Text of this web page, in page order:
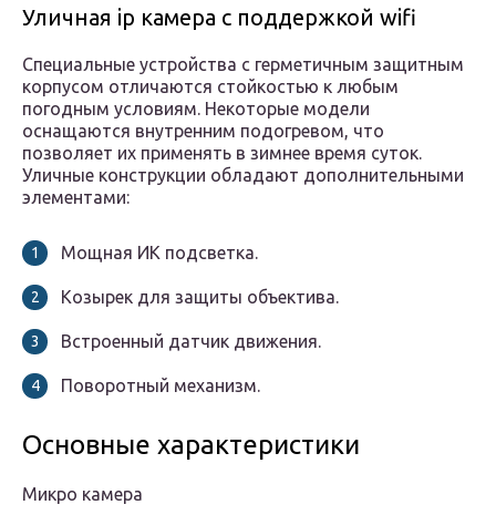
Уличная ip камера с поддержкой wifi
Специальные устройства с герметичным защитным
корпусом отличаются стойкостью к любым
погодным условиям. Некоторые модели
оснащаются внутренним подогревом, что
позволяет их применять в зимнее время суток.
Уличные конструкции обладают дополнительными
элементами:
Мощная ИК подсветка.
Козырек для защиты объектива.
Встроенный датчик движения.
Поворотный механизм.
Основные характеристики
Микро камера